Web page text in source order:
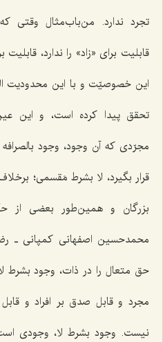
تجرد ندارد. من‌باب‌مثال وقتى
قابلیت براى «زاد» را ندارد،
این خصوصیّت و با این محدودیت
تحقق پیدا کرده است، و این
مجرّدی که آن وجود، وجود
قرار بگیرد، لا بشرط مَقسمى؛
بزرگان و همین‌طور بعضى از
محمدحسین اصفهانى کمپانى ـ
حق متعال را در ذات، وجود بشرط
مجرد و قابل صدق بر افراد و
نیست. وجود بشرط لا، وجودى